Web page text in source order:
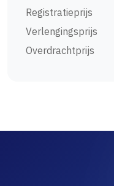
Registratieprijs
Verlengingsprijs
Overdrachtprijs